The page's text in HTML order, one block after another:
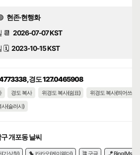
현존·현행화
📆 2026-07-07 KST
🗓️ 2023-10-15 KST
경도 127.0465908
경도 복사 위경도 복사(쉼표)
위경도 복사(띄어쓰기)
사(슬러시)
개포동 날씨